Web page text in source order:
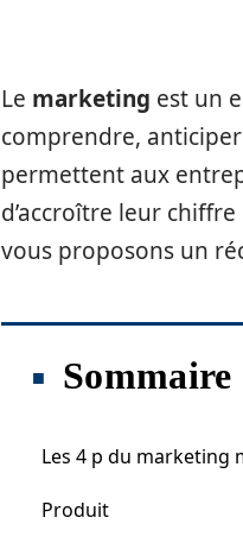
Le marketing est un
comprendre,
permettent aux
d’accroître leur
vous proposons un
Sommaire
Les 4 p du marketing
Produit